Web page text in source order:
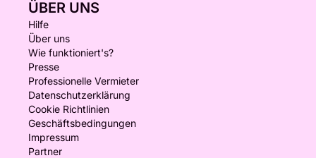
ÜBER UNS
Hilfe
Über uns
Wie funktioniert's?
Presse
Professionelle Vermieter
Datenschutzerklärung
Cookie Richtlinien
Geschäftsbedingungen
Impressum
Partner